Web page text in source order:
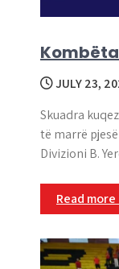
JULY 23,
Skuadra
të marrë
Divizioni B.
Read